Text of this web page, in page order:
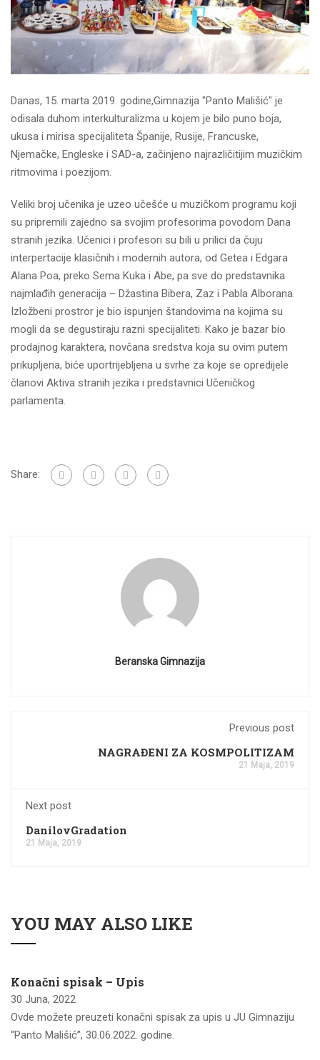
Danas, 15. marta 2019. godine,Gimnazija "Panto Mališić" je
odisala duhom interkulturalizma u kojem je bilo puno boja,
ukusa i mirisa specijaliteta Španije, Rusije, Francuske,
Njemačke, Engleske i SAD-a, začinjeno najrazličitijim muzičkim
ritmovima i poezijom.
Veliki broj učenika je uzeo učešće u muzičkom programu koji
su pripremili zajedno sa svojim profesorima povodom Dana
stranih jezika. Učenici i profesori su bili u prilici da čuju
interpertacije klasičnih i modernih autora, od Getea i Edgara
Alana Poa, preko Sema Kuka i Abe, pa sve do predstavnika
najmlađih generacija – Džastina Bibera, Zaz i Pabla Alborana.
Izložbeni prostror je bio ispunjen štandovima na kojima su
mogli da se degustiraju razni specijaliteti. Kako je bazar bio
prodajnog karaktera, novčana sredstva koja su ovim putem
prikupljena, biće uportrijebljena u svrhe za koje se opredijele
članovi Aktiva stranih jezika i predstavnici Učeničkog
parlamenta.
Share:
Beranska Gimnazija
Previous post
NAGRAĐENI ZA KOSMPOLITIZAM
21 Maja, 2019
Next post
DanilovGradation
21 Maja, 2019
YOU MAY ALSO LIKE
Konačni spisak – Upis
30 Juna, 2022
Ovde možete preuzeti konačni spisak za upis u JU Gimnaziju
“Panto Mališić”, 30.06.2022. godine.